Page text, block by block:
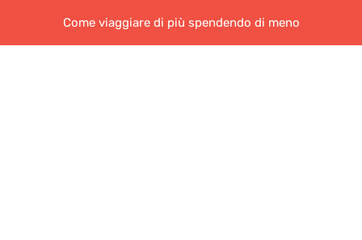
Come viaggiare di più spendendo di meno